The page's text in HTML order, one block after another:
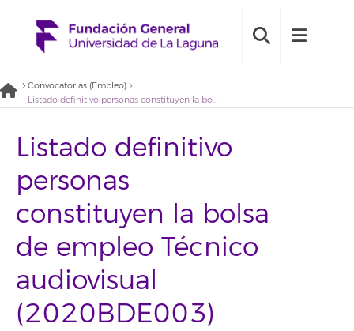
Convocatorias (Empleo)
Listado definitivo personas constituyen la bolsa de empleo Técnico audiovisual (2020BDE003)
Listado definitivo
personas
constituyen la bolsa
de empleo Técnico
audiovisual
(2020BDE003)